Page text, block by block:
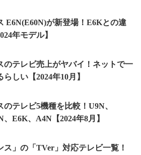
E6N(E60N)が新登場！E6Kとの違
年モデル】
のテレビ売上がヤバイ！ネットで一
しい【2024年10月】
のテレビ5機種を比較！U9N、
、E6K、A4N【2024年8月】
ス」の「TVer」対応テレビ一覧！